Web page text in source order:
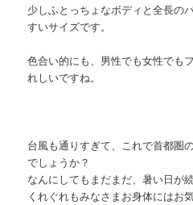
少しふとっちょなボディと全長の
すいサイズです。
色合い的にも、男性でも女性でも
れしいですね。
台風も通りすぎて、これで首都圏
でしょうか？
なんにしてもまだまだ、暑い日が続
くれぐれもみなさまお身体にはお